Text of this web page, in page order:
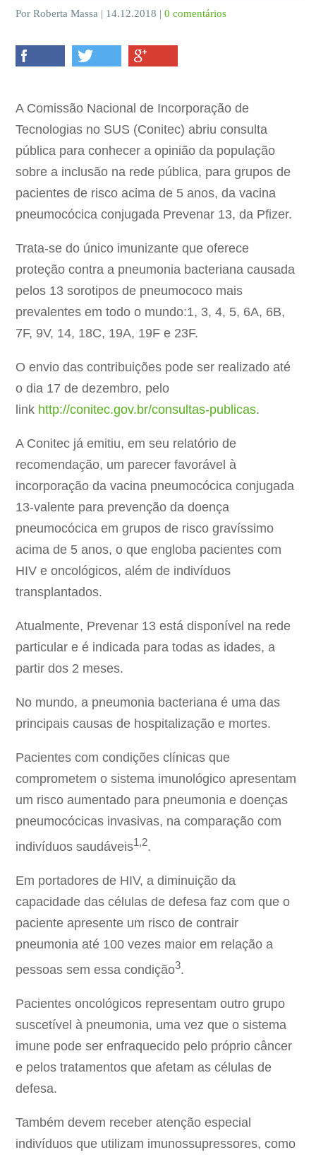
Por Roberta Massa | 14.12.2018 |0 comentários
A Comissão Nacional de Incorporação de
Tecnologias no SUS (Conitec) abriu consulta
pública para conhecer a opinião da população
sobre a inclusão na rede pública, para grupos de
pacientes de risco acima de 5 anos, da vacina
pneumocócica conjugada Prevenar 13, da Pfizer.
Trata-se do único imunizante que oferece
proteção contra a pneumonia bacteriana causada
pelos 13 sorotipos de pneumococo mais
prevalentes em todo o mundo:1, 3, 4, 5, 6A, 6B,
7F, 9V, 14, 18C, 19A, 19F e 23F.
O envio das contribuições pode ser realizado até
o dia 17 de dezembro, pelo
link http://conitec.gov.br/consultas-publicas.
A Conitec já emitiu, em seu relatório de
recomendação, um parecer favorável à
incorporação da vacina pneumocócica conjugada
13-valente para prevenção da doença
pneumocócica em grupos de risco gravíssimo
acima de 5 anos, o que engloba pacientes com
HIV e oncológicos, além de indivíduos
transplantados.
Atualmente, Prevenar 13 está disponível na rede
particular e é indicada para todas as idades, a
partir dos 2 meses.
No mundo, a pneumonia bacteriana é uma das
principais causas de hospitalização e mortes.
Pacientes com condições clínicas que
comprometem o sistema imunológico apresentam
um risco aumentado para pneumonia e doenças
pneumocócicas invasivas, na comparação com
indivíduos saudáveis1,2.
Em portadores de HIV, a diminuição da
capacidade das células de defesa faz com que o
paciente apresente um risco de contrair
pneumonia até 100 vezes maior em relação a
pessoas sem essa condição3.
Pacientes oncológicos representam outro grupo
suscetível à pneumonia, uma vez que o sistema
imune pode ser enfraquecido pelo próprio câncer
e pelos tratamentos que afetam as células de
defesa.
Também devem receber atenção especial
indivíduos que utilizam imunossupressores, como